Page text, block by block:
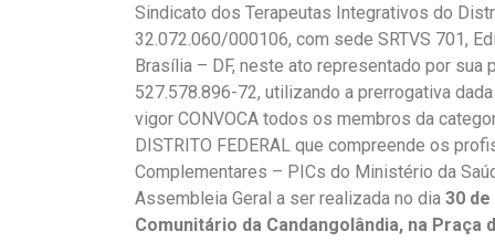
Sindicato dos Terapeutas Integrativos do
32.072.060/000106, com sede SRTVS 701,
Brasília – DF, neste ato representado por sua
527.578.896-72, utilizando a prerrogativa
vigor CONVOCA todos os membros da
DISTRITO FEDERAL que compreende os
Complementares – PICs do Ministério da
Assembleia Geral a ser realizada no dia 30 de
Comunitário da Candangolândia, na Praça